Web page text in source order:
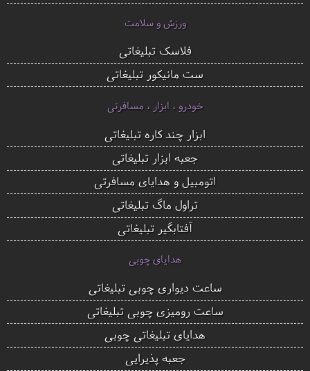
ورزش و سلامت
فلاسک تبلیغاتی
ست مانیکور تبلیغاتی
خودرو ، ابزار ، مسافرتی
ابزار چند کاره تبلیغاتی
جعبه ابزار تبلیغاتی
اتومبیل و هدایای مسافرتی
تراول ماگ تبلیغاتی
آفتابگیر تبلیغاتی
هدایای چوبی
ساعت دیواری چوبی تبلیغاتی
ساعت رومیزی چوبی تبلیغاتی
هدایای تبلیغاتی چوبی
جعبه پذیرایی